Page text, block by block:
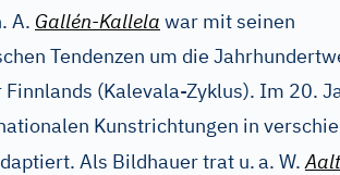
A. Gallén-Kallela war mit seinen
Tendenzen um die
(Kalevala-Zyklus). Im 20.
Kunstrichtungen in
Als Bildhauer trat u.a. W.